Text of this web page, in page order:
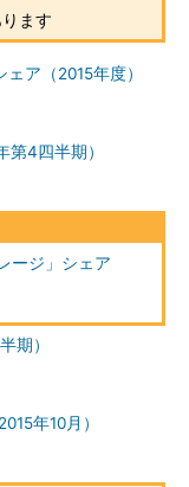
ます
ア（2015年度）
第4四半期）
ージ」シェア
期）
年10月）